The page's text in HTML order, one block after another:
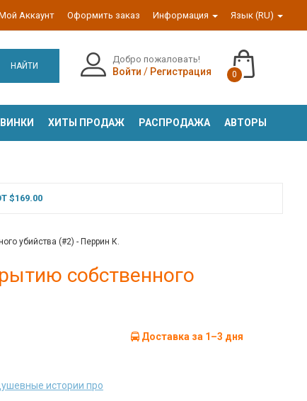
Аккаунт Оформить заказ Информация Язык (RU)
НАЙТИ
Добро пожаловать!
Войти / Регистрация 0
ХИТЫ ПРОДАЖ РАСПРОДАЖА АВТОРЫ
$169.00
убийства (#2) - Перрин К.
собственного
истории про
Доставка за 1–3 дня